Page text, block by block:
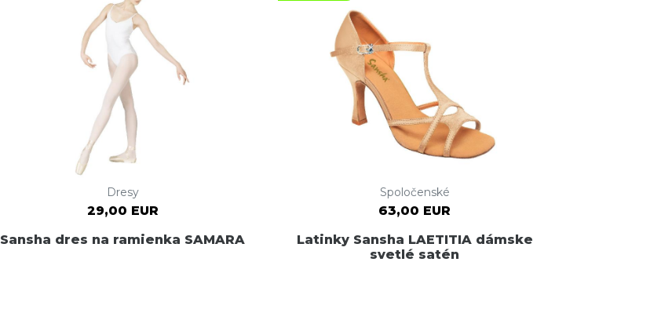
Dresy
29,00 EUR
Sansha dres na ramienka SAMARA
Spoločenské
63,00 EUR
Latinky Sansha LAETITIA dámske
svetlé satén